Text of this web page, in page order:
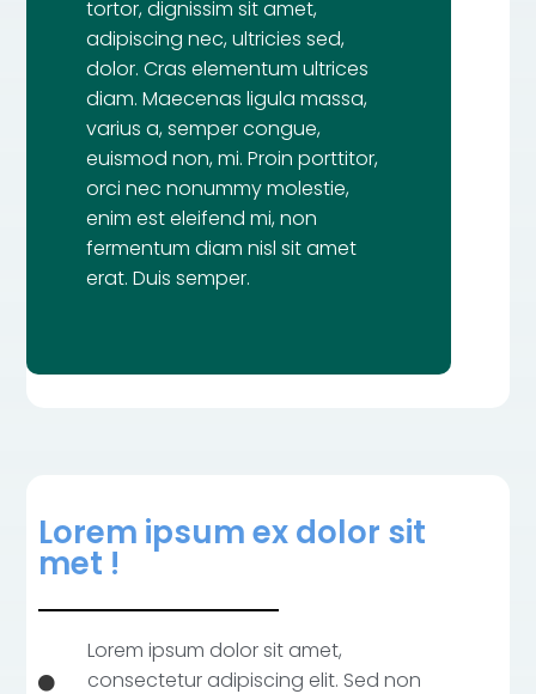
tortor, dignissim sit amet,
adipiscing nec, ultricies sed,
dolor. Cras elementum ultrices
diam. Maecenas ligula massa,
varius a, semper congue,
euismod non, mi. Proin porttitor,
orci nec nonummy molestie,
enim est eleifend mi, non
fermentum diam nisl sit amet
erat. Duis semper.
Lorem ipsum ex dolor sit
met !
Lorem ipsum dolor sit amet,
consectetur adipiscing elit. Sed non